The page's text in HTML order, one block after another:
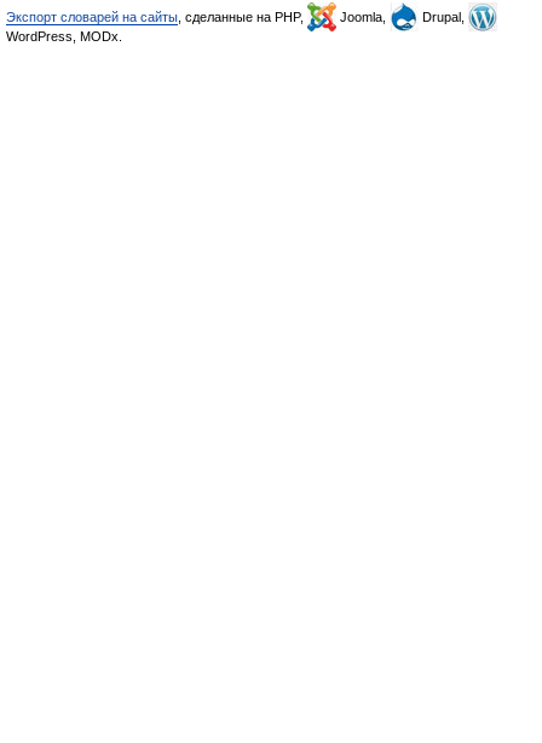
Экспорт словарей на сайты , сделанные на PHP, Joomla,
Drupal,
WordPress, MODx.